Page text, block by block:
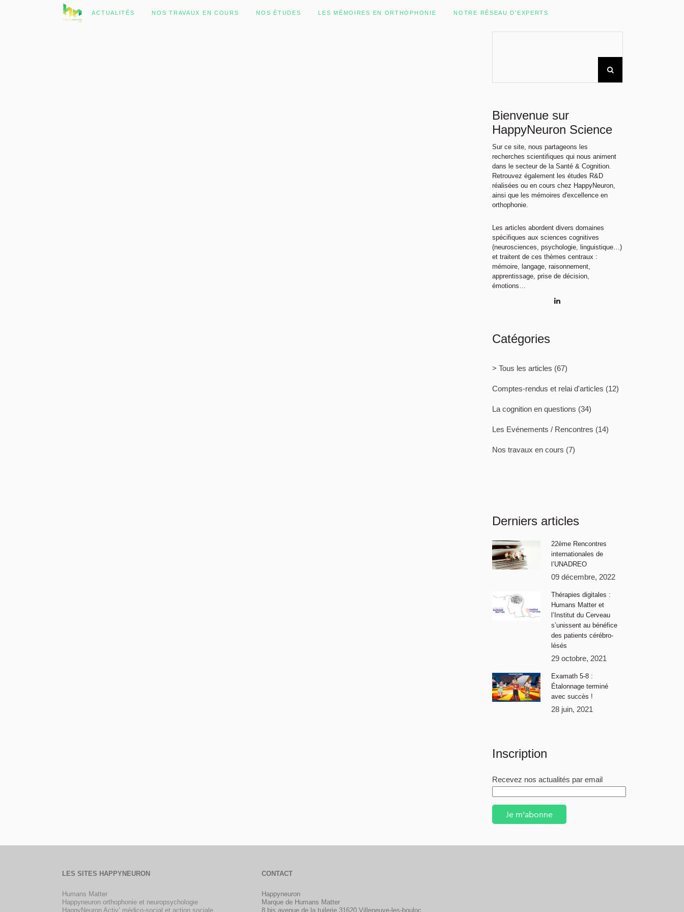
ACTUALITÉS NOS TRAVAUX EN COURS NOS ÉTUDES LES MÉMOIRES EN ORTHOPHONIE NOTRE RÉSEAU D’EXPERTS
No posts were found.
Rechercher sur le site
Bienvenue sur
HappyNeuron Science
Sur ce site, nous partageons les
recherches scientifiques qui nous animent
dans le secteur de la Santé & Cognition.
Retrouvez également les études R&D
réalisées ou en cours chez HappyNeuron,
ainsi que les mémoires d'excellence en
orthophonie.
Les articles abordent divers domaines
spécifiques aux sciences cognitives
(neurosciences, psychologie, linguistique…)
et traitent de ces thèmes centraux :
mémoire, langage, raisonnement,
apprentissage, prise de décision,
émotions…
Catégories
> Tous les articles (67)
Comptes-rendus et relai d'articles (12)
La cognition en questions (34)
Les Evénements / Rencontres (14)
Nos travaux en cours (7)
Derniers articles
22ème Rencontres
internationales de
l’UNADREO
09 décembre, 2022
Thérapies digitales :
Humans Matter et
l’Institut du Cerveau
s’unissent au bénéfice
des patients cérébro-
lésés
29 octobre, 2021
Examath 5-8 :
Étalonnage terminé
avec succès !
28 juin, 2021
Inscription
Recevez nos actualités par email
Je m'abonne
LES SITES HAPPYNEURON
Humans Matter
Happyneuron orthophonie et neuropsychologie
HappyNeuron Activ’ médico-social et action sociale
CONTACT
Happyneuron
Marque de Humans Matter
8 bis avenue de la tuilerie 31620 Villeneuve-les-bouloc